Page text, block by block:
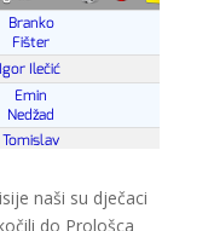
naši su dječaci
do Prološca